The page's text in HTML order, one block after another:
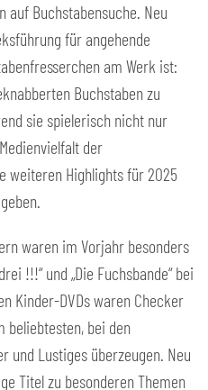
auf Buchstabensuche. Neu
für angehende
am Werk ist:
Buchstaben zu
sie spielerisch nicht nur
der
weiteren Highlights für 2025
waren im Vorjahr besonders
!!!“ und „Die Fuchsbande“ bei
Kinder-DVDs waren Checker
beliebtesten, bei den
und Lustiges überzeugen. Neu
Titel zu besonderen Themen